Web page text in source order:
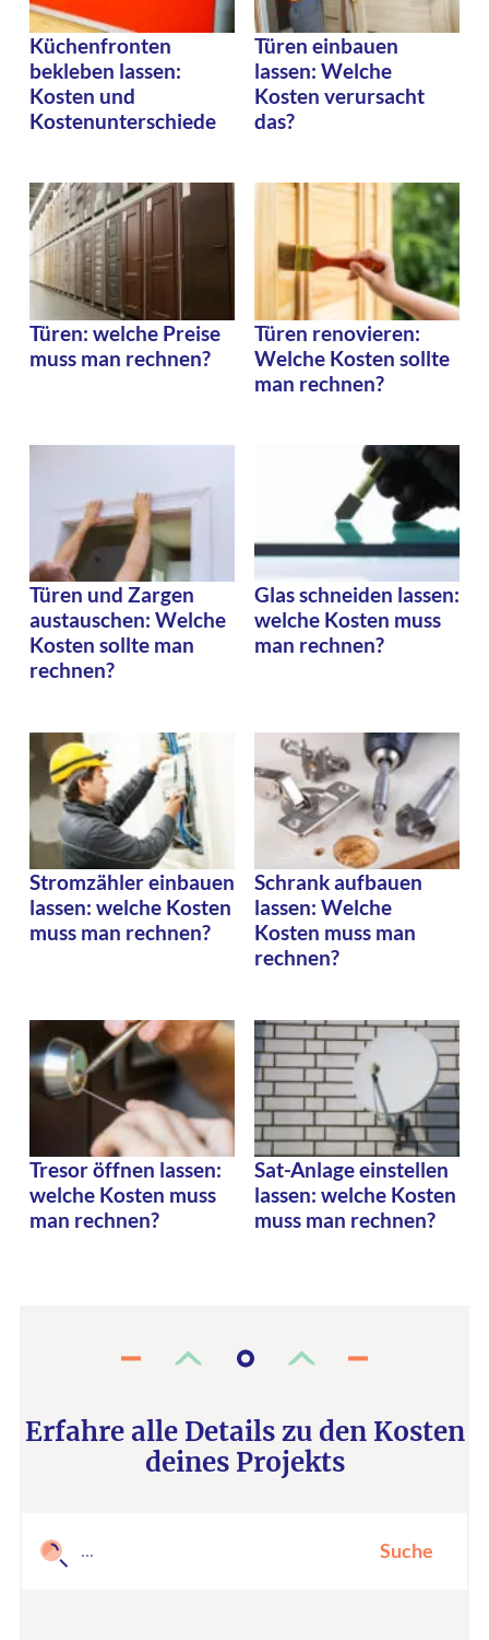
Küchenfronten
bekleben lassen:
Kosten und
Kostenunterschiede
Türen einbauen
lassen: Welche
Kosten verursacht
das?
Türen: welche Preise
muss man rechnen?
Türen renovieren:
Welche Kosten sollte
man rechnen?
Türen und Zargen
austauschen: Welche
Kosten sollte man
rechnen?
Glas schneiden lassen:
welche Kosten muss
man rechnen?
Stromzähler einbauen
lassen: welche Kosten
muss man rechnen?
Schrank aufbauen
lassen: Welche
Kosten muss man
rechnen?
Tresor öffnen lassen:
welche Kosten muss
man rechnen?
Sat-Anlage einstellen
lassen: welche Kosten
muss man rechnen?
Erfahre alle Details zu den Kosten
deines Projekts
Suche